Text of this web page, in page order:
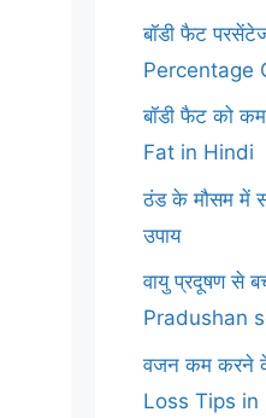
बॉडी फैट
Percentage
बॉडी फैट को
Fat in Hindi
ठंड के मौसम में
उपाय
वायु प्रदूषण से
Pradushan
वजन कम करने
Loss Tips in